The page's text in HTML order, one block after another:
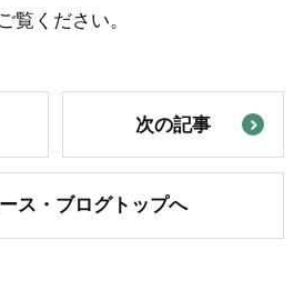
覧ください。
ス・ブログトップへ
次の記事